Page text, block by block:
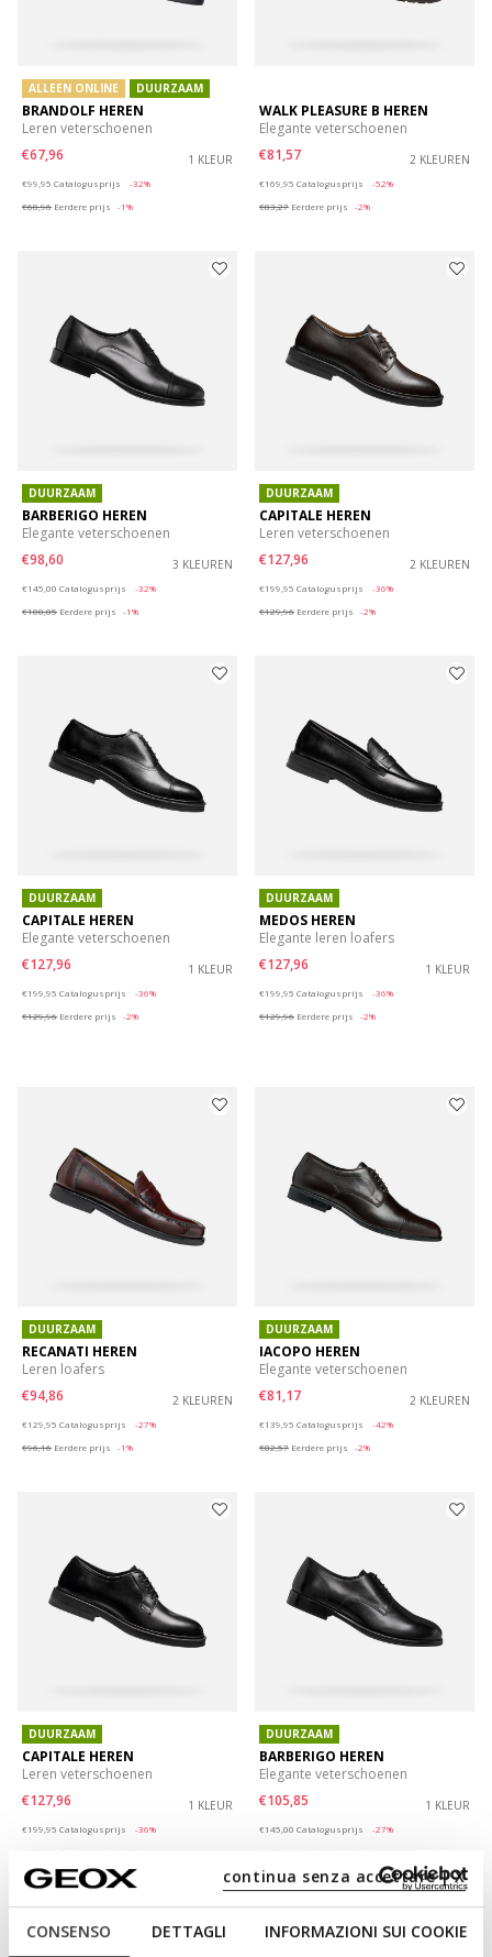
CONSENSO DETTAGLI INFORMAZIONI SUI COOKIE
continua senza accettare | X
ALLEEN ONLINE DUURZAAM
BRANDOLF HEREN
Leren veterschoenen
€67,96
1 KLEUR
€99,95 Catalogusprijs
-32%
€68,96 Eerdere prijs -1%
WALK PLEASURE B HEREN
Elegante veterschoenen
€81,57
2 KLEUREN
€169,95 Catalogusprijs
-52%
€83,27 Eerdere prijs -2%
DUURZAAM
BARBERIGO HEREN
Elegante veterschoenen
€98,60
3 KLEUREN
€145,00 Catalogusprijs
-32%
€100,05 Eerdere prijs -1%
DUURZAAM
CAPITALE HEREN
Leren veterschoenen
€127,96
2 KLEUREN
€199,95 Catalogusprijs
-36%
€129,96 Eerdere prijs -2%
DUURZAAM
CAPITALE HEREN
Elegante veterschoenen
€127,96
1 KLEUR
€199,95 Catalogusprijs
-36%
€129,96 Eerdere prijs -2%
DUURZAAM
MEDOS HEREN
Elegante leren loafers
€127,96
1 KLEUR
€199,95 Catalogusprijs
-36%
€129,96 Eerdere prijs -2%
DUURZAAM
RECANATI HEREN
Leren loafers
€94,86
2 KLEUREN
€129,95 Catalogusprijs
-27%
€96,16 Eerdere prijs -1%
DUURZAAM
IACOPO HEREN
Elegante veterschoenen
€81,17
2 KLEUREN
€139,95 Catalogusprijs
-42%
€82,57 Eerdere prijs -2%
DUURZAAM
CAPITALE HEREN
Leren veterschoenen
€127,96
1 KLEUR
€199,95 Catalogusprijs
-36%
DUURZAAM
BARBERIGO HEREN
Elegante veterschoenen
€105,85
1 KLEUR
€145,00 Catalogusprijs
-27%